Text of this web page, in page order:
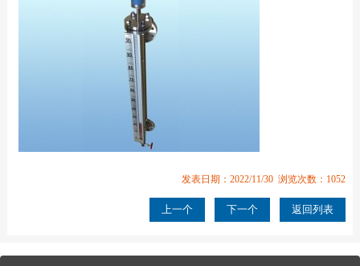
发表日期：2022/11/30 浏览次数：1052
上一个 下一个 返回列表